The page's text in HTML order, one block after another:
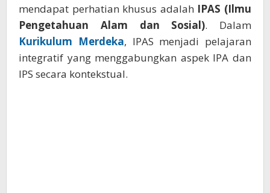
mendapat perhatian khusus adalah IPAS (Ilmu
Pengetahuan Alam dan Sosial). Dalam
Kurikulum Merdeka, IPAS menjadi pelajaran
integratif yang menggabungkan aspek IPA dan
IPS secara kontekstual.